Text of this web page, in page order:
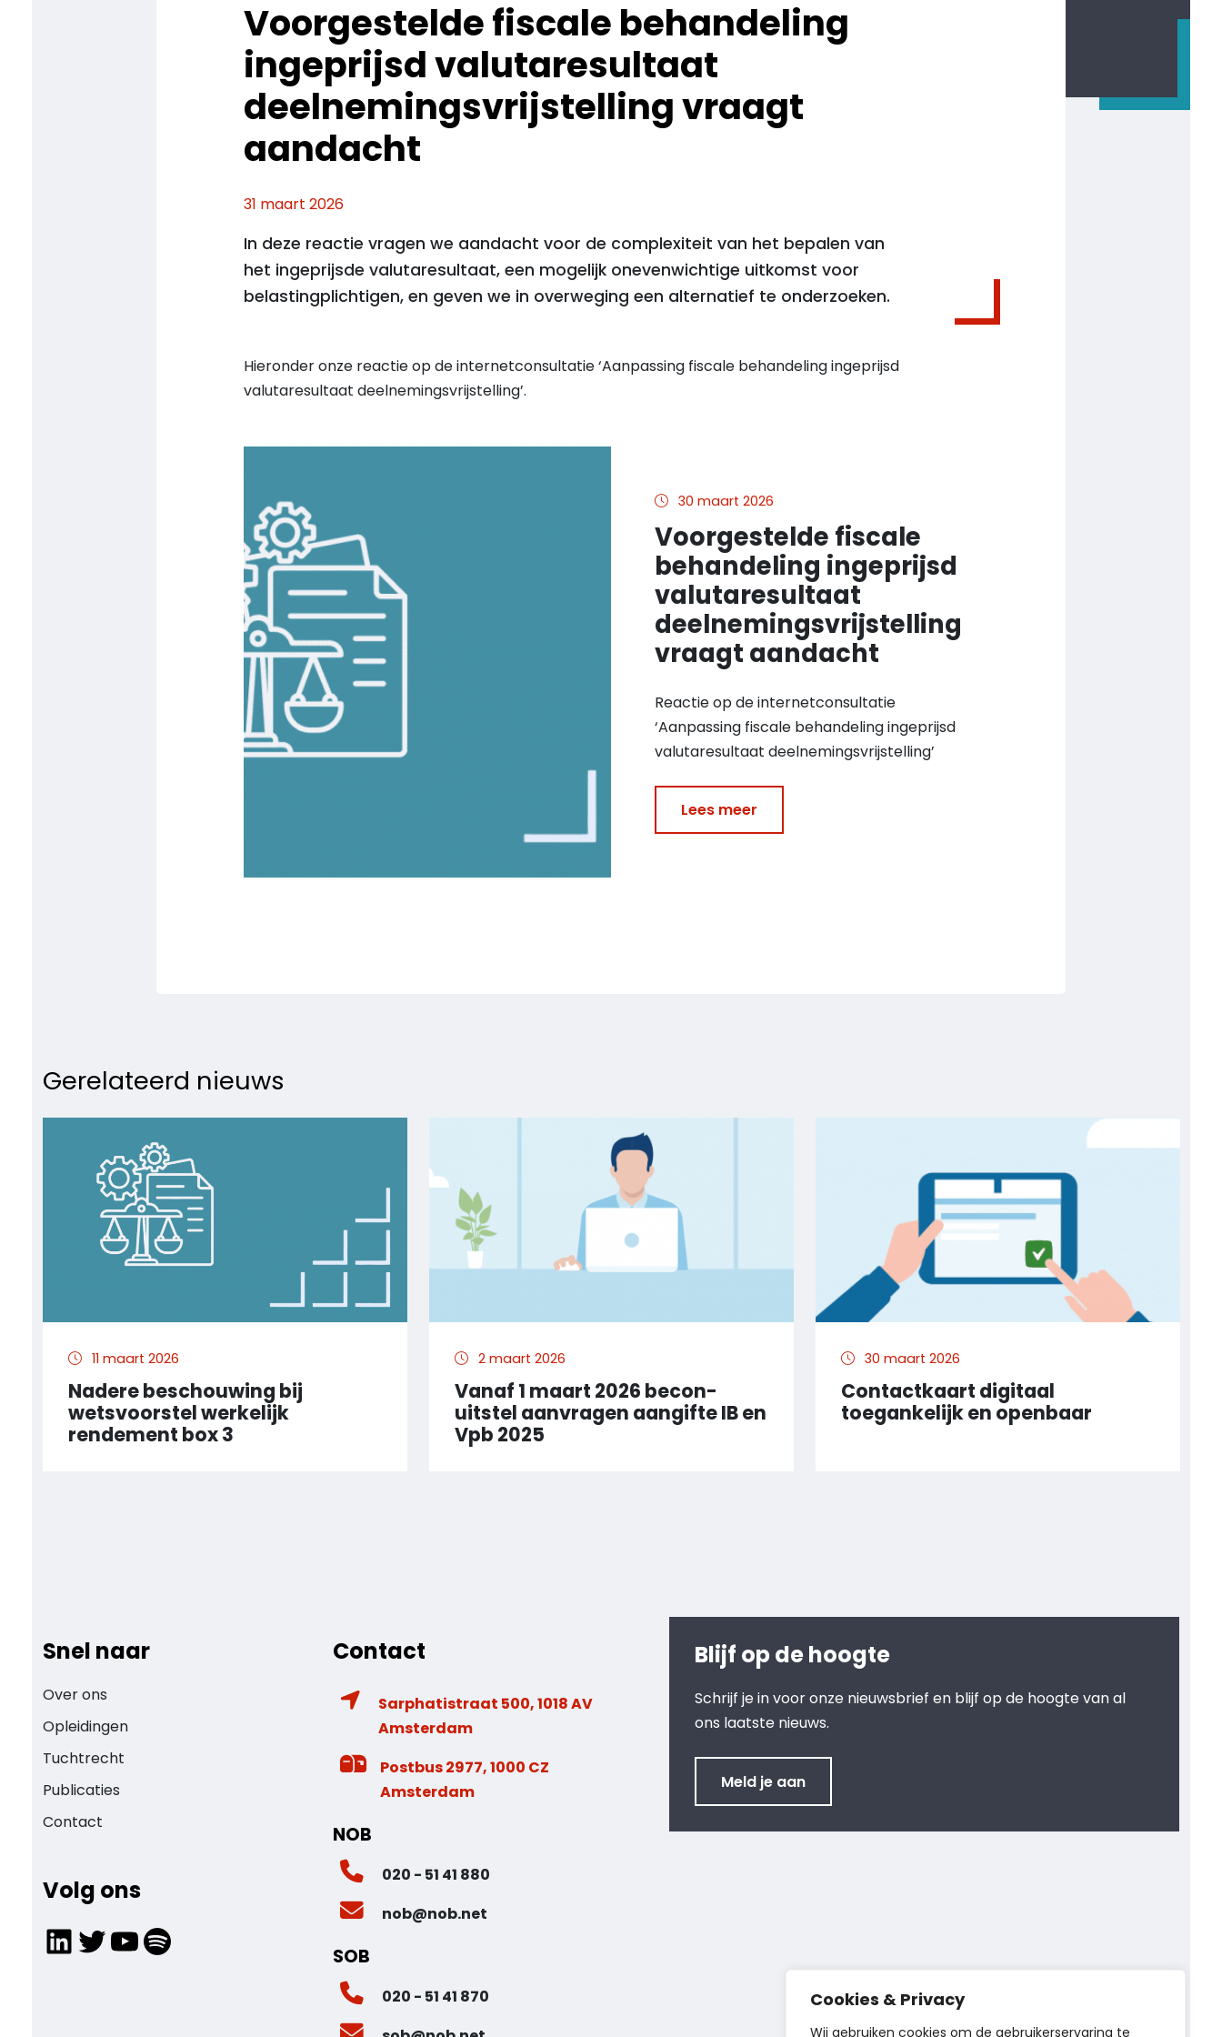
Cookies & Privacy
Wij gebruiken cookies om de gebruikerservaring te
Voorgestelde fiscale behandeling
ingeprijsd valutaresultaat
deelnemingsvrijstelling vraagt
aandacht
31 maart 2026
In deze reactie vragen we aandacht voor de complexiteit van het bepalen van
het ingeprijsde valutaresultaat, een mogelijk onevenwichtige uitkomst voor
belastingplichtigen, en geven we in overweging een alternatief te onderzoeken.
Hieronder onze reactie op de internetconsultatie ‘Aanpassing fiscale behandeling ingeprijsd
valutaresultaat deelnemingsvrijstelling’.
Voorgestelde fiscale
behandeling ingeprijsd
valutaresultaat
deelnemingsvrijstelling
vraagt aandacht
30 maart 2026
Reactie op de internetconsultatie
‘Aanpassing fiscale behandeling ingeprijsd
valutaresultaat deelnemingsvrijstelling’
Lees meer
Gerelateerd nieuws
Nadere beschouwing bij
wetsvoorstel werkelijk
rendement box 3
11 maart 2026
Vanaf 1 maart 2026 becon-
uitstel aanvragen aangifte IB en
Vpb 2025
2 maart 2026
Contactkaart digitaal
toegankelijk en openbaar
30 maart 2026
Snel naar
Over ons
Opleidingen
Tuchtrecht
Publicaties
Contact
Volg ons
LinkedIn
Twitter
YouTube
Spotify
Contact
Sarphatistraat 500, 1018 AV
Amsterdam
Postbus 2977, 1000 CZ
Amsterdam
NOB
020 - 51 41 880
nob@nob.net
SOB
020 - 51 41 870
Blijf op de hoogte
Schrijf je in voor onze nieuwsbrief en blijf op de hoogte van al
ons laatste nieuws.
Meld je aan